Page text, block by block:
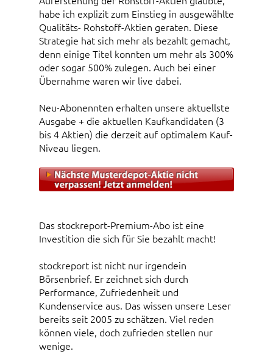
habe ich explizit zum Einstieg in ausgewählte
Qualitäts- Rohstoff-Aktien geraten. Diese
Strategie hat sich mehr als bezahlt gemacht,
denn einige Titel konnten um mehr als 300%
oder sogar 500% zulegen. Auch bei einer
Übernahme waren wir live dabei.
Neu-Abonennten erhalten unsere aktuellste
Ausgabe + die aktuellen Kaufkandidaten (3
bis 4 Aktien) die derzeit auf optimalem Kauf-
Niveau liegen.
Das stockreport-Premium-Abo ist eine
Investition die sich für Sie bezahlt macht!
stockreport ist nicht nur irgendein
Börsenbrief. Er zeichnet sich durch
Performance, Zufriedenheit und
Kundenservice aus. Das wissen unsere Leser
bereits seit 2005 zu schätzen. Viel reden
können viele, doch zufrieden stellen nur
wenige.